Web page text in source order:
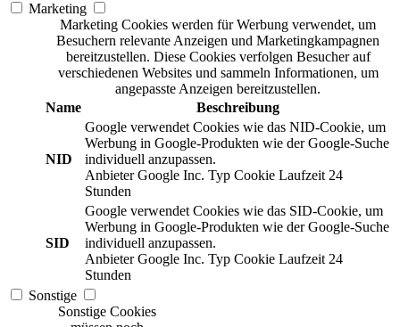
Marketing
Marketing Cookies werden für Werbung verwendet, um
Besuchern relevante Anzeigen und Marketingkampagnen
bereitzustellen. Diese Cookies verfolgen Besucher auf
verschiedenen Websites und sammeln Informationen, um
angepasste Anzeigen bereitzustellen.
Name
Beschreibung
NID
Google verwendet Cookies wie das NID-Cookie, um
Werbung in Google-Produkten wie der Google-Suche
individuell anzupassen.
Anbieter Google Inc. Typ Cookie Laufzeit 24
Stunden
SID
Google verwendet Cookies wie das SID-Cookie, um
Werbung in Google-Produkten wie der Google-Suche
individuell anzupassen.
Anbieter Google Inc. Typ Cookie Laufzeit 24
Stunden
Sonstige
Sonstige Cookies